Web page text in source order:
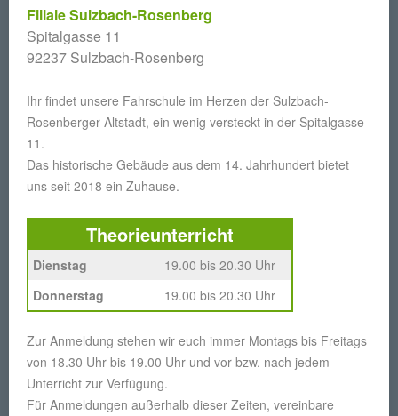
Filiale Sulzbach-Rosenberg
Spitalgasse 11
92237 Sulzbach-Rosenberg
Ihr findet unsere Fahrschule im Herzen der Sulzbach-
Rosenberger Altstadt, ein wenig versteckt in der Spitalgasse
11.
Das historische Gebäude aus dem 14. Jahrhundert bietet
uns seit 2018 ein Zuhause.
Theorieunterricht
Dienstag
19.00 bis 20.30 Uhr
Donnerstag
19.00 bis 20.30 Uhr
Zur Anmeldung stehen wir euch immer Montags bis Freitags
von 18.30 Uhr bis 19.00 Uhr und vor bzw. nach jedem
Unterricht zur Verfügung.
Für Anmeldungen außerhalb dieser Zeiten, vereinbare